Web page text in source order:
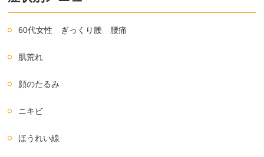
60代女性 ぎっくり腰 腰痛
肌荒れ
顔のたるみ
ニキビ
ほうれい線